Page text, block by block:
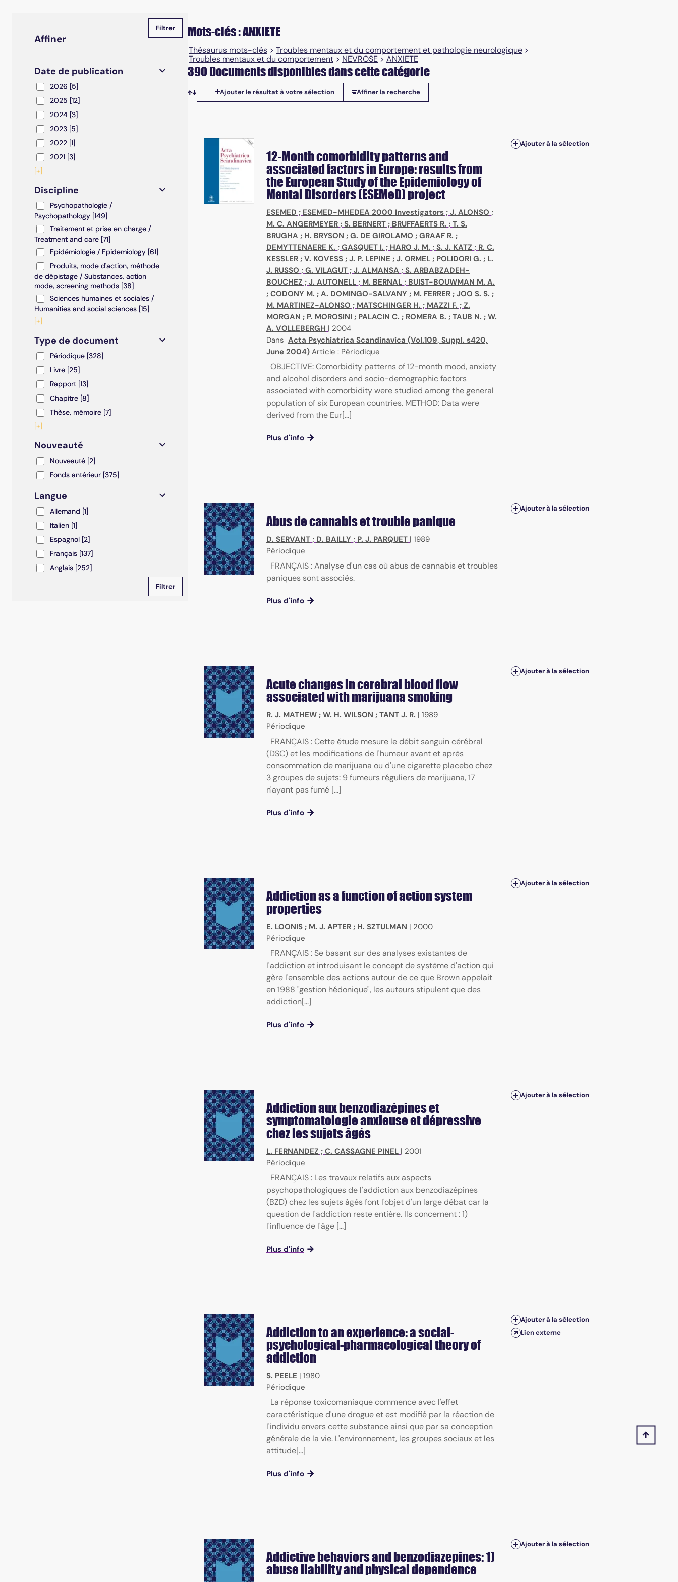
Affiner
Date de publication
20262026 [5]
20252025 [12]
20242024 [3]
20232023 [5]
20222022 [1]
20212021 [3]
[+]
Discipline
Psychopathologie / Psychopathology
Psychopathologie /
Psychopathology [149]
Traitement et prise en charge / Treatment and care
Traitement et prise en charge /
Treatment and care [71]
Epidémiologie / Epidemiology
Epidémiologie / Epidemiology [61]
Produits, mode d'action, méthode de dépistage / Substances, action mode, screening methods
Produits, mode d'action, méthode
de dépistage / Substances, action
mode, screening methods [38]
Sciences humaines et sociales / Humanities and social sciences
Sciences humaines et sociales /
Humanities and social sciences [15]
[+]
Type de document
Périodique
Périodique [328]
LivreLivre [25]
RapportRapport [13]
Chapitre
Chapitre [8]
Thèse, mémoire
Thèse, mémoire [7]
[+]
Nouveauté
Nouveauté
Nouveauté [2]
Fonds antérieur
Fonds antérieur [375]
Langue
Allemand
Allemand [1]
ItalienItalien [1]
Espagnol
Espagnol [2]
Français
Français [137]
AnglaisAnglais [252]
Mots-clés : ANXIETE
Thésaurus mots-clés > Troubles mentaux et du comportement et pathologie neurologique >
Troubles mentaux et du comportement > NEVROSE > ANXIETE
390 Documents disponibles dans cette catégorie
Tris disponibles
Ajouter le résultat à votre sélection Affiner la recherche
12-Month comorbidity patterns and
associated factors in Europe: results from
the European Study of the Epidemiology of
Mental Disorders (ESEMeD) project
ESEMED ; ESEMED-MHEDEA 2000 Investigators ; J. ALONSO ;
M. C. ANGERMEYER ; S. BERNERT ; BRUFFAERTS R. ; T. S.
BRUGHA ; H. BRYSON ; G. DE GIROLAMO ; GRAAF R. ;
DEMYTTENAERE K. ; GASQUET I. ; HARO J. M. ; S. J. KATZ ; R. C.
KESSLER ; V. KOVESS ; J. P. LEPINE ; J. ORMEL ; POLIDORI G. ; L.
J. RUSSO ; G. VILAGUT ; J. ALMANSA ; S. ARBABZADEH-
BOUCHEZ ; J. AUTONELL ; M. BERNAL ; BUIST-BOUWMAN M. A.
; CODONY M. ; A. DOMINGO-SALVANY ; M. FERRER ; JOO S. S. ;
M. MARTINEZ-ALONSO ; MATSCHINGER H. ; MAZZI F. ; Z.
MORGAN ; P. MOROSINI ; PALACIN C. ; ROMERA B. ; TAUB N. ; W.
A. VOLLEBERGH | 2004
Dans Acta Psychiatrica Scandinavica (Vol.109, Suppl. s420,
June 2004) Article : Périodique
OBJECTIVE: Comorbidity patterns of 12-month mood, anxiety
and alcohol disorders and socio-demographic factors
associated with comorbidity were studied among the general
population of six European countries. METHOD: Data were
derived from the Eur[...]
Plus d'info
Ajouter à la sélection
Abus de cannabis et trouble panique
D. SERVANT ; D. BAILLY ; P. J. PARQUET | 1989
Périodique
FRANÇAIS : Analyse d'un cas où abus de cannabis et troubles
paniques sont associés.
Plus d'info
Ajouter à la sélection
Acute changes in cerebral blood flow
associated with marijuana smoking
R. J. MATHEW ; W. H. WILSON ; TANT J. R. | 1989
Périodique
FRANÇAIS : Cette étude mesure le débit sanguin cérébral
(DSC) et les modifications de l'humeur avant et après
consommation de marijuana ou d'une cigarette placebo chez
3 groupes de sujets: 9 fumeurs réguliers de marijuana, 17
n'ayant pas fumé [...]
Plus d'info
Ajouter à la sélection
Addiction as a function of action system
properties
E. LOONIS ; M. J. APTER ; H. SZTULMAN | 2000
Périodique
FRANÇAIS : Se basant sur des analyses existantes de
l'addiction et introduisant le concept de système d'action qui
gère l'ensemble des actions autour de ce que Brown appelait
en 1988 "gestion hédonique", les auteurs stipulent que des
addiction[...]
Plus d'info
Ajouter à la sélection
Addiction aux benzodiazépines et
symptomatologie anxieuse et dépressive
chez les sujets âgés
L. FERNANDEZ ; C. CASSAGNE PINEL | 2001
Périodique
FRANÇAIS : Les travaux relatifs aux aspects
psychopathologiques de l'addiction aux benzodiazépines
(BZD) chez les sujets âgés font l'objet d'un large débat car la
question de l'addiction reste entière. Ils concernent : 1)
l'influence de l'âge [...]
Plus d'info
Ajouter à la sélection
Addiction to an experience: a social-
psychological-pharmacological theory of
addiction
S. PEELE | 1980
Périodique
La réponse toxicomaniaque commence avec l'effet
caractéristique d'une drogue et est modifié par la réaction de
l'individu envers cette substance ainsi que par sa conception
générale de la vie. L'environnement, les groupes sociaux et les
attitude[...]
Plus d'info
Ajouter à la sélection
Lien externe
Addictive behaviors and benzodiazepines: 1)
abuse liability and physical dependence
Ajouter à la sélection